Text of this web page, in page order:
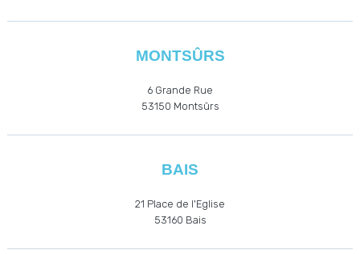
MONTSÛRS
6 Grande Rue
53150 Montsûrs
BAIS
21 Place de l'Eglise
53160 Bais